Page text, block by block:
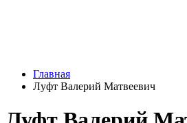
Главная
Луфт Валерий Матвеевич